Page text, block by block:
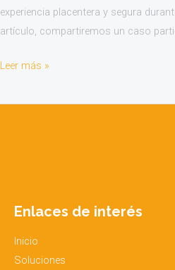
experiencia placentera y segura
artículo, compartiremos un caso
Leer más »
Enlaces de interés
Inicio
Soluciones